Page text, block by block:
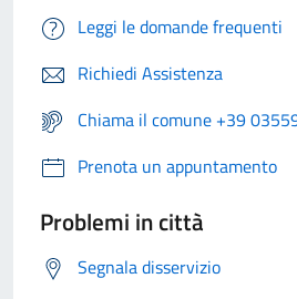
Leggi le domande frequenti
Richiedi Assistenza
Chiama il comune +39
Prenota un appuntamento
Problemi in città
Segnala disservizio